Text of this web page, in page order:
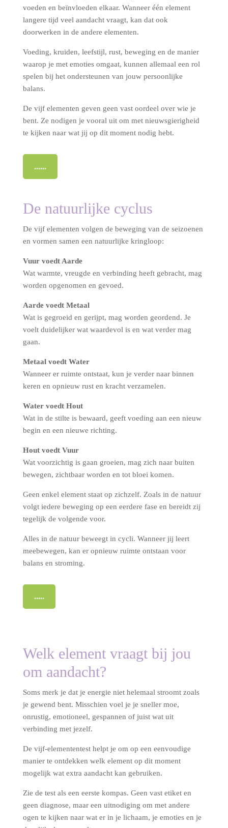
voeden en beïnvloeden elkaar. Wanneer één element
langere tijd veel aandacht vraagt, kan dat ook
doorwerken in de andere elementen.
Voeding, kruiden, leefstijl, rust, beweging en de manier
waarop je met emoties omgaat, kunnen allemaal een rol
spelen bij het ondersteunen van jouw persoonlijke
balans.
De vijf elementen geven geen vast oordeel over wie je
bent. Ze nodigen je vooral uit om met nieuwsgierigheid
te kijken naar wat jij op dit moment nodig hebt.
......
De natuurlijke cyclus
De vijf elementen volgen de beweging van de seizoenen
en vormen samen een natuurlijke kringloop:
Vuur voedt Aarde
Wat warmte, vreugde en verbinding heeft gebracht, mag
worden opgenomen en gevoed.
Aarde voedt Metaal
Wat is gegroeid en gerijpt, mag worden geordend. Je
voelt duidelijker wat waardevol is en wat verder mag
gaan.
Metaal voedt Water
Wanneer er ruimte ontstaat, kun je verder naar binnen
keren en opnieuw rust en kracht verzamelen.
Water voedt Hout
Wat in de stilte is bewaard, geeft voeding aan een nieuw
begin en een nieuwe richting.
Hout voedt Vuur
Wat voorzichtig is gaan groeien, mag zich naar buiten
bewegen, zichtbaar worden en tot bloei komen.
Geen enkel element staat op zichzelf. Zoals in de natuur
volgt iedere beweging op een eerdere fase en bereidt zij
tegelijk de volgende voor.
Alles in de natuur beweegt in cycli. Wanneer jij leert
meebewegen, kan er opnieuw ruimte ontstaan voor
balans en stroming.
.....
Welk element vraagt bij jou
om aandacht?
Soms merk je dat je energie niet helemaal stroomt zoals
je gewend bent. Misschien voel je je sneller moe,
onrustig, emotioneel, gespannen of juist wat uit
verbinding met jezelf.
De vijf-elemententest helpt je om op een eenvoudige
manier te ontdekken welk element op dit moment
mogelijk wat extra aandacht kan gebruiken.
Zie de test als een eerste kompas. Geen vast etiket en
geen diagnose, maar een uitnodiging om met andere
ogen te kijken naar wat er in je lichaam, je emoties en je